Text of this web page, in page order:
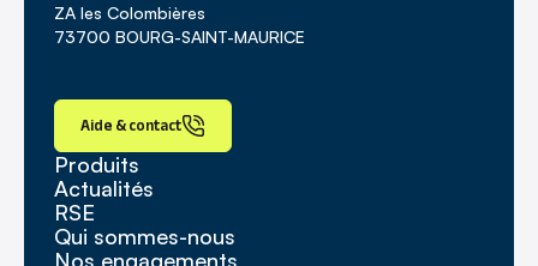
ZA les Colombières
73700 BOURG-SAINT-MAURICE
Aide & contact
Produits
Actualités
RSE
Qui sommes-nous
Nos engagements